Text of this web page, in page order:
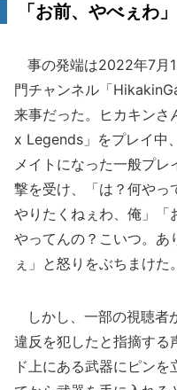
「お前、やべぇわ
事の発端は2022年7月
門チャンネル「
来事だった。ヒカキン
x Legends」をプレイ中
メイトになった一般プ
撃を受け、「は？何やっ
やりたくねぇわ、俺」「
やってんの？こいつ。あ
ぇ」と怒りをぶちまけた。
しかし、一部の視聴者
違反を犯したと指摘する
ド上にある武器にピン